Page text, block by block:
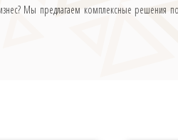
Мы предлагаем комплексные